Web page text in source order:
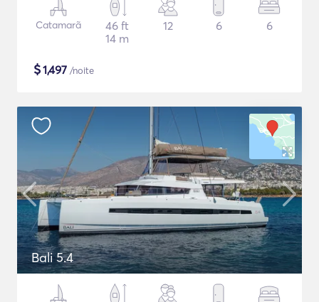
Catamarã
46 ft
14 m
12 6 6
$1,497 /noite
Bali 5.4